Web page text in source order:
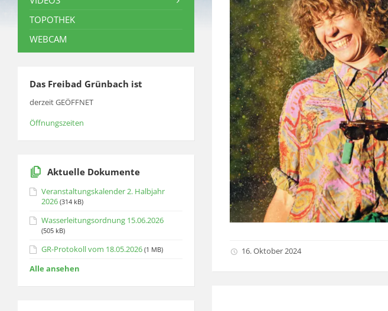
16. Oktober 2024
TOPOTHEK
WEBCAM
Das Freibad Grünbach ist
derzeit GEÖFFNET
Öffnungszeiten
Aktuelle Dokumente
Veranstaltungskalender 2. Halbjahr
2026 (314 kB)
Wasserleitungsordnung 15.06.2026
(505 kB)
GR-Protokoll vom 18.05.2026 (1 MB)
Alle ansehen